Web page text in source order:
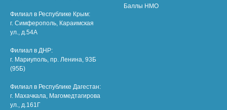
Филиал в Республике Крым:
г. Симферополь, Караимская
ул., д.54А
Филиал в ДНР:
г. Мариуполь, пр. Ленина, 93Б
(95Б)
Филиал в Республике Дагестан:
г. Махачкала, Магомедтагирова
ул., д.161Г
Баллы НМО